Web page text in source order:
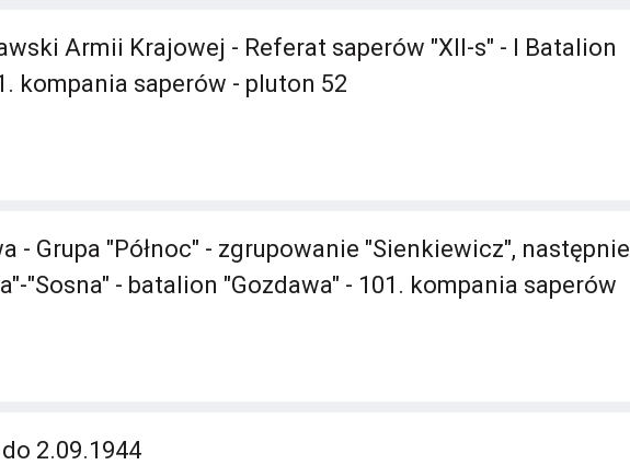
Armii Krajowej - Referat saperów "XII-s" - I Batalion
kompania saperów - pluton 52
- Grupa "Północ" - zgrupowanie "Sienkiewicz", następnie
"Sosna" - batalion "Gozdawa" - 101. kompania saperów
2.09.1944